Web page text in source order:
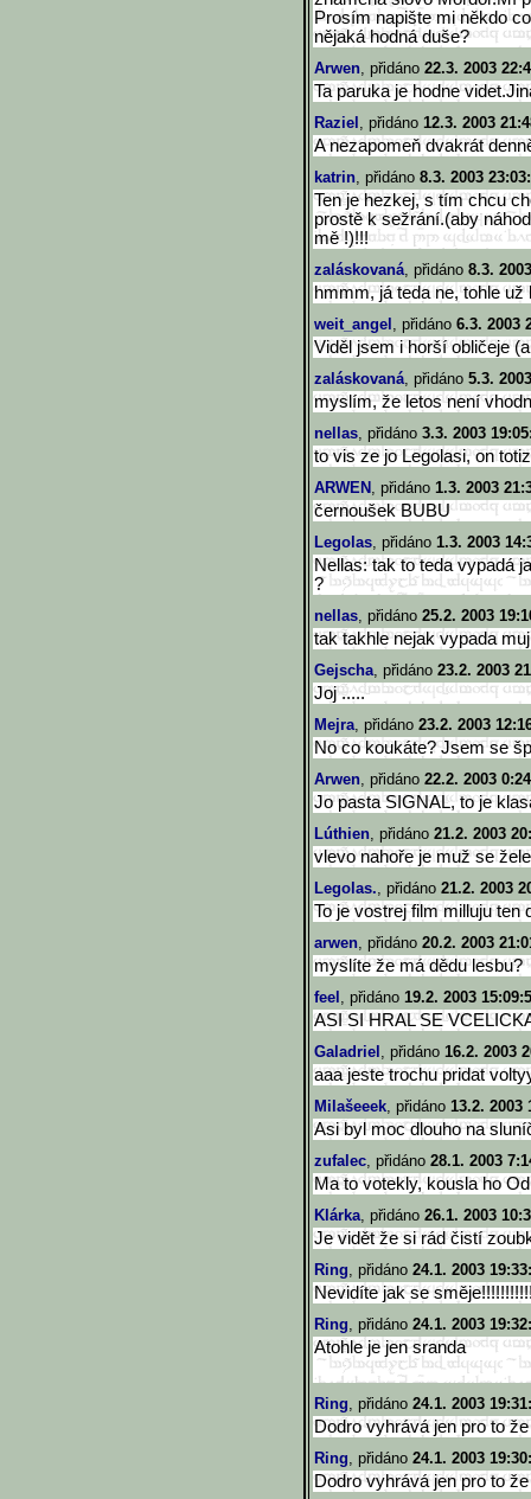
Prosím napište mi někdo
nějaká hodná duše?
Arwen, přidáno 22.3. 2003
Ta paruka je hodne
Raziel , přidáno 12.3. 2003
A nezapomeň dvakrát
katrin, přidáno 8.3. 2003
Ten je hezkej, s tím chcu
prostě k sežrání.(aby
mě !)!!!
zaláskovaná, přidáno 8.3.
hmmm, já teda ne, tohle
weit_angel , přidáno 6.3. 2003
Viděl jsem i horší obličeje
zaláskovaná, přidáno 5.3.
myslím, že letos není
nellas, přidáno 3.3. 2003
to vis ze jo Legolasi, on
ARWEN , přidáno 1.3. 2003
černoušek BUBU
Legolas, přidáno 1.3. 2003
Nellas: tak to teda vypadá
?
nellas, přidáno 25.2. 2003
tak takhle nejak vypada
Gejscha, přidáno 23.2. 2003
Joj .....
Mejra, přidáno 23.2. 2003
No co koukáte? Jsem se
Arwen, přidáno 22.2. 2003
Jo pasta SIGNAL, to je
Lúthien, přidáno 21.2. 2003
vlevo nahoře je muž se
Legolas., přidáno 21.2. 2003
To je vostrej film milluju ten
arwen, přidáno 20.2. 2003
myslíte že má dědu lesbu?
feel , přidáno 19.2. 2003
ASI SI HRAL SE
Galadriel , přidáno 16.2. 2003
aaa jeste trochu pridat
Milašeeek, přidáno 13.2. 2003
Asi byl moc dlouho na
zufalec, přidáno 28.1. 2003
Ma to votekly, kousla ho
Klárka, přidáno 26.1. 2003
Je vidět že si rád čistí
Ring, přidáno 24.1. 2003
Nevidíte jak se
Ring, přidáno 24.1. 2003
Atohle je jen sranda
Ring, přidáno 24.1. 2003
Dodro vyhrává jen pro to
Ring, přidáno 24.1. 2003
Dodro vyhrává jen pro to